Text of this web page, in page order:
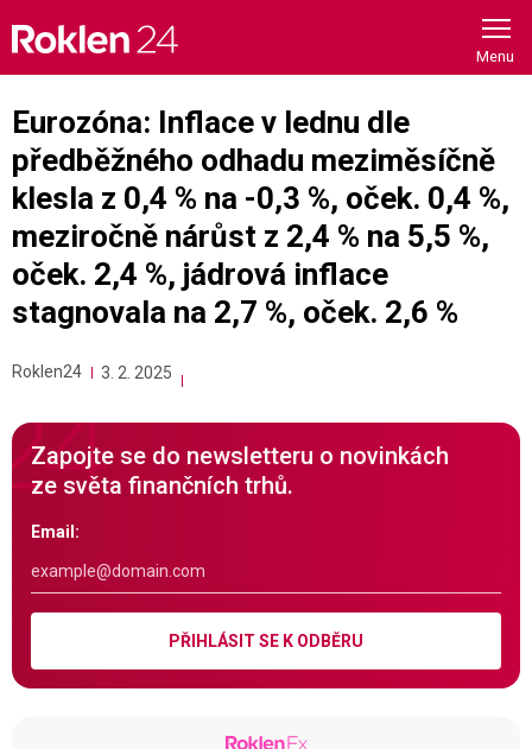
content
Eurozóna: Inflace v lednu dle
předběžného odhadu meziměsíčně
klesla z 0,4 % na -0,3 %, oček. 0,4 %,
meziročně nárůst z 2,4 % na 5,5 %,
oček. 2,4 %, jádrová inflace
stagnovala na 2,7 %, oček. 2,6 %
Roklen24 3. 2. 2025
Zapojte se do newsletteru o novinkách
ze světa finančních trhů.
Email:
PŘIHLÁSIT SE K ODBĚRU